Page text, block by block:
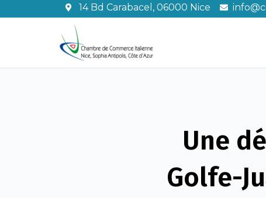
14 Bd Carabacel, 06000 Nice
Une
Golfe-